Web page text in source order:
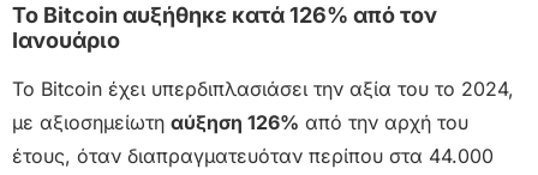
Το Bitcoin αυξήθηκε κατά 126% από τον
Ιανουάριο
Το Bitcoin έχει υπερδιπλασιάσει την αξία του το 2024,
με αξιοσημείωτη αύξηση 126% από την αρχή του
έτους, όταν διαπραγματευόταν περίπου στα 44.000